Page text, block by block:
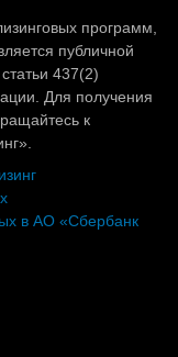
программ,
публичной
437(2)
Для получения
к
в АО «Сбербанк